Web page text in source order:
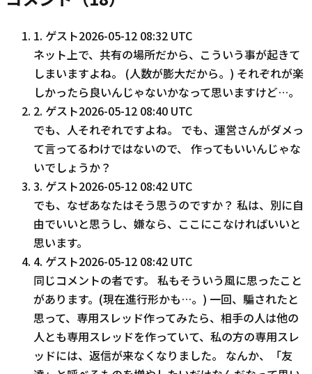
1. ゲスト2026-05-12 08:32 UTC
ネット上で、共有の場所だから、こういう事が起きて
しまいますよね。 (人数が膨大だから。) それぞれが楽
しかったら良いんじゃないかなって思いますけど…。
2. ゲスト2026-05-12 08:40 UTC
でも、人それぞれですよね。 でも、運営さんがダメっ
て言ってるわけではないので、 作ってもいいんじゃな
いでしょうか？
3. ゲスト2026-05-12 08:42 UTC
でも、なぜあなたはそう思うのですか？ 私は、別に自
由でいいと思うし、嫌なら、ここにこなければいいと
思います。
4. ゲスト2026-05-12 08:42 UTC
同じコメントの者です。 私もそういう風に思ったこと
があります。(現在進行形かも…。) 一回、騙されたと
思って、専用スレッド作ってみたら、相手の人は他の
人とも専用スレッドを作っていて、私の方の専用スレ
ッドには、返信が来なくなりました。 なんか、「友